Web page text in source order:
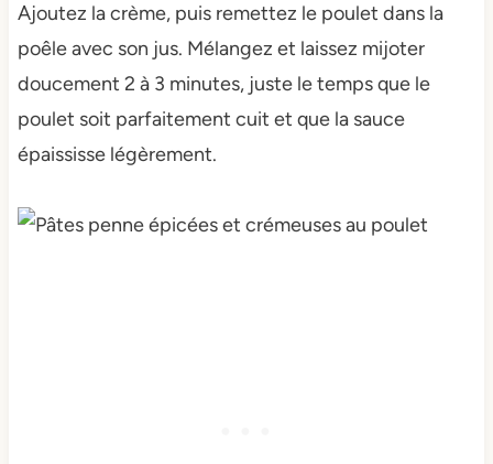
Ajoutez la crème, puis remettez le poulet dans la
poêle avec son jus. Mélangez et laissez mijoter
doucement 2 à 3 minutes, juste le temps que le
poulet soit parfaitement cuit et que la sauce
épaississe légèrement.